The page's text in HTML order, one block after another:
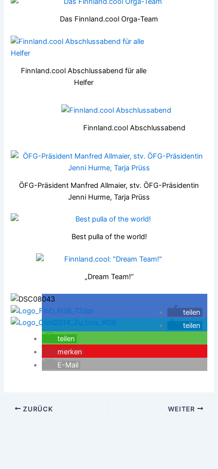
Das Finnland.cool Orga-Team
Finnland.cool Abschlussabend für alle
Helfer
Finnland.cool Abschlussabend
ÖFG-Präsident Manfred Allmaier, stv. ÖFG-Präsidentin
Jenni Hurme, Tarja Prüss
Best pulla of the world!
„Dream Team!“
teilen
teilen
teilen
merken
E-Mail
ZURÜCK WEITER